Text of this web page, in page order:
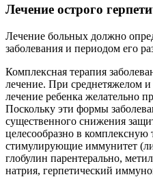
Лечение острого
Лечение больных должно
заболевания и периодом его
Комплексная терапия
лечение. При среднетяжелом
лечение ребенка желательно
Поскольку эти формы
существенного снижения
целесообразно в комплексную
стимулирующие иммунитет
глобулин парентерально,
натрия, герпетический